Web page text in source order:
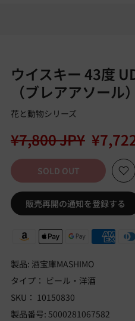
ウイスキー 43度
（ブレアアソー
花と動物シリーズ
¥7,800 JPY
SOLD OUT
販売再開の通知を登録する
製品: 酒宝庫MASHIMO
タイプ： ビール・洋酒
SKU： 10150830
製品番号: 5000281067582